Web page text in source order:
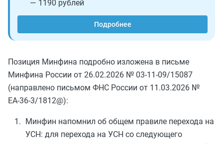
— 1190 рублей
Подробнее
Позиция Минфина подробно изложена в письме
Минфина России от 26.02.2026 № 03-11-09/15087
(направлено письмом ФНС России от 11.03.2026 №
ЕА-36-3/1812@):
Минфин напомнил об общем правиле перехода на
УСН: для перехода на УСН со следующего